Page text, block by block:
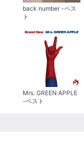
back number -ベス
ト
Mrs. GREEN APPLE
-ベスト